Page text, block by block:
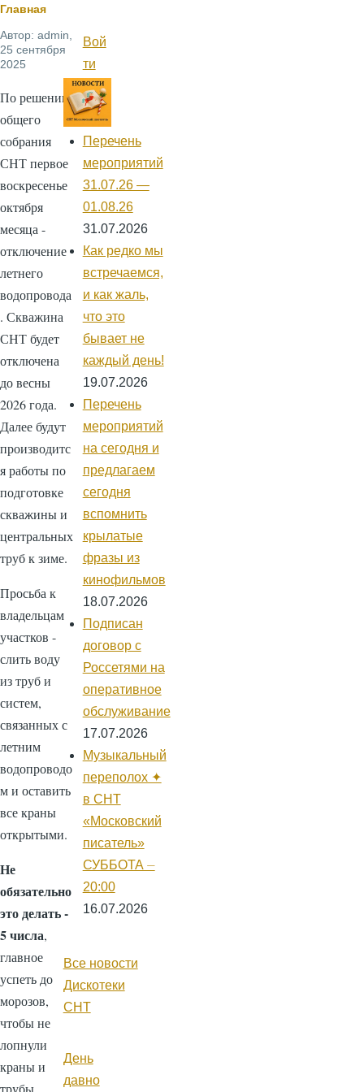
Строка
навигации
Главная
Автор: admin
25 сентября
2025
По решению
общего
собрания
СНТ первое
воскресенье
октября
месяца -
отключение
летнего
водопровода
. Скважина
СНТ будет
отключена
до весны
2026 года.
Далее будут
производитс
я работы по
подготовке
скважины и
центральных
труб к зиме.
Просьба к
владельцам
участков -
слить воду
из труб и
систем,
связанных с
летним
водопроводо
м и оставить
все краны
открытыми.
Не
обязательно
это делать -
5 числа,
главное
успеть до
морозов,
чтобы не
лопнули
краны и
трубы.
Меню
учётной
записи
пользователя
Вой
ти
Перечень
мероприятий
31.07.26 —
01.08.26
31.07.2026
Как редко мы
встречаемся,
и как жаль,
что это
бывает не
каждый день!
19.07.2026
Перечень
мероприятий
на сегодня и
предлагаем
сегодня
вспомнить
крылатые
фразы из
кинофильмов
18.07.2026
Подписан
договор с
Россетями на
оперативное
обслуживание
17.07.2026
Музыкальный
переполох ✦
в СНТ
«Московский
писатель»
СУББОТА ⏤
20:00
16.07.2026
Все новости
Дискотеки
СНТ
День
давно